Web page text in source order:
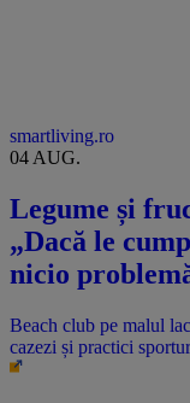
smartliving.ro
04 AUG.
Legume și
„Dacă le
nicio
Beach club pe malul
cazezi și practici